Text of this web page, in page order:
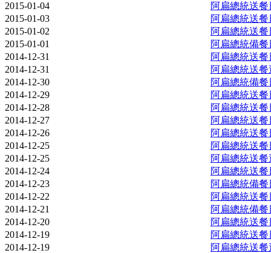
2015-01-04
阿扁總統送餐
2015-01-03
阿扁總統送餐
2015-01-02
阿扁總統送餐
2015-01-01
阿扁總統備餐
2014-12-31
阿扁總統送餐
2014-12-31
阿扁總統送餐
2014-12-30
阿扁總統備餐
2014-12-29
阿扁總統送餐
2014-12-28
阿扁總統送餐
2014-12-27
阿扁總統送餐
2014-12-26
阿扁總統送餐
2014-12-25
阿扁總統送餐
2014-12-25
阿扁總統送餐
2014-12-24
阿扁總統送餐
2014-12-23
阿扁總統備餐
2014-12-22
阿扁總統送餐
2014-12-21
阿扁總統備餐
2014-12-20
阿扁總統送餐
2014-12-19
阿扁總統送餐
2014-12-19
阿扁總統送餐